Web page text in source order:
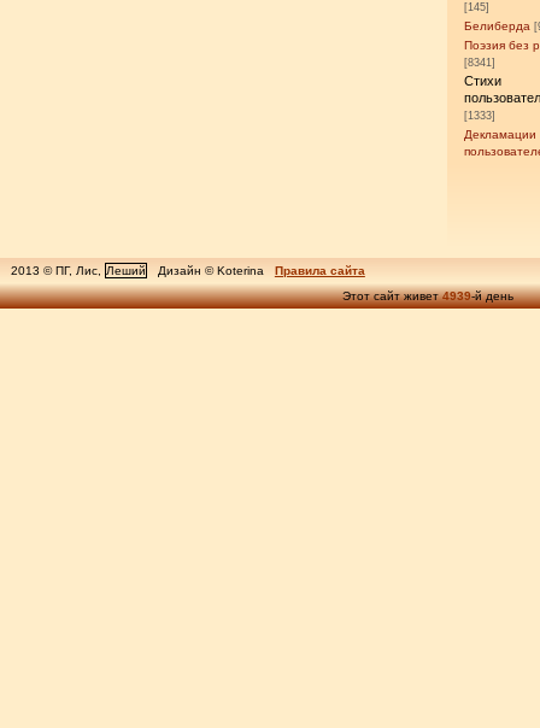
[145]
Белиберда
Поэзия без
[8341]
Стихи
[1333]
Декламации
2013 © ПГ, Лис, Леший Дизайн © Koterina
Правила сайта
Этот сайт живет4939-й день